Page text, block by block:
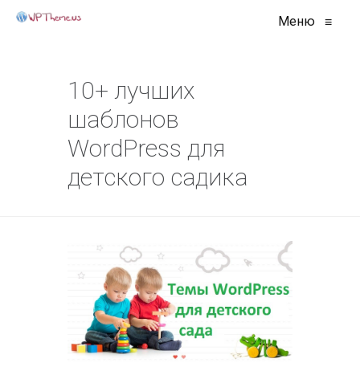
Меню ≡
10+ лучших
шаблонов
WordPress для
детского садика